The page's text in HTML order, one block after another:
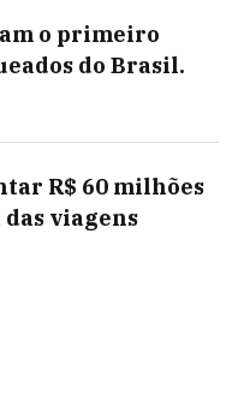
o primeiro
do Brasil.
R$ 60 milhões
das viagens